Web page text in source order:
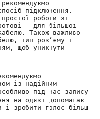
підключення.
роботи зі
— для більшої
Також важливо
тип роз’єму і
щоб уникнути
із надійним
під час запису
на одязі допомагає
і зробити голос більш